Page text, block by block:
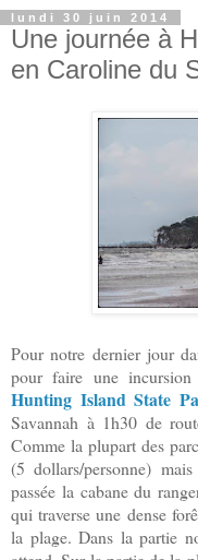
lundi 30 juin 2014
Une journée à
en Caroline du
Pour notre dernier jour
pour faire une
Hunting Island State
Savannah à 1h30 de
Comme la plupart des
(5 dollars/personne)
passée la cabane du
qui traverse une dense
la plage. Dans la partie